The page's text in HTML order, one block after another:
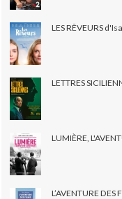
LES RÊVEURS
LETTRES
LUMIÈRE,
L’AVENTURE